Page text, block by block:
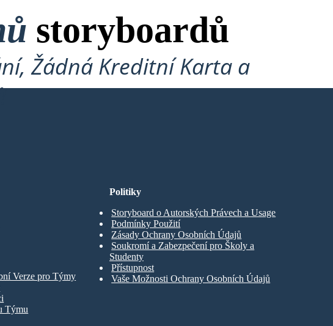
storyboardů
Žádná Kreditní Karta a
Verze pro Týmy
Týmu
Politiky
Storyboard o Autorských Právech a Usage
Podmínky Použití
Zásady Ochrany Osobních Údajů
Soukromí a Zabezpečení pro Školy a
Studenty
Přístupnost
Vaše Možnosti Ochrany Osobních Údajů